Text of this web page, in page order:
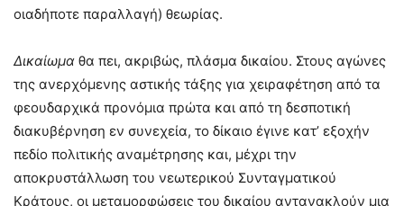
οιαδήποτε παραλλαγή) θεωρίας.
Δικαίωμα θα πει, ακριβώς, πλάσμα δικαίου. Στους αγώνες
της ανερχόμενης αστικής τάξης για χειραφέτηση από τα
φεουδαρχικά προνόμια πρώτα και από τη δεσποτική
διακυβέρνηση εν συνεχεία, το δίκαιο έγινε κατ’ εξοχήν
πεδίο πολιτικής αναμέτρησης και, μέχρι την
αποκρυστάλλωση του νεωτερικού Συνταγματικού
Κράτους, οι μεταμορφώσεις του δικαίου αντανακλούν μια